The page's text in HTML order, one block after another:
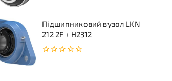
Підшипниковий вузол LKN
212 2F + H2312